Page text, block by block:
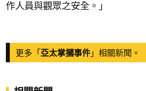
作人員與觀眾之安全。」
更多「亞太掌摑事件」相關新聞。